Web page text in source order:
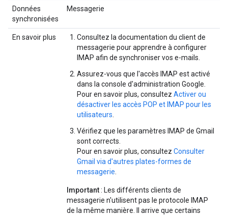
Données
synchronisées
Messagerie
En savoir plus
Consultez la documentation du client de
messagerie pour apprendre à configurer
IMAP afin de synchroniser vos e-mails.
Assurez-vous que l'accès IMAP est activé
dans la console d'administration Google.
Pour en savoir plus, consultez Activer ou
désactiver les accès POP et IMAP pour les
utilisateurs
Vérifiez que les paramètres IMAP de Gmail
sont corrects.
Pour en savoir plus, consultez Consulter
Gmail via d'autres plates-formes de
messagerie
Important: Les différents clients de
messagerie n'utilisent pas le protocole IMAP
de la même manière. Il arrive que certains